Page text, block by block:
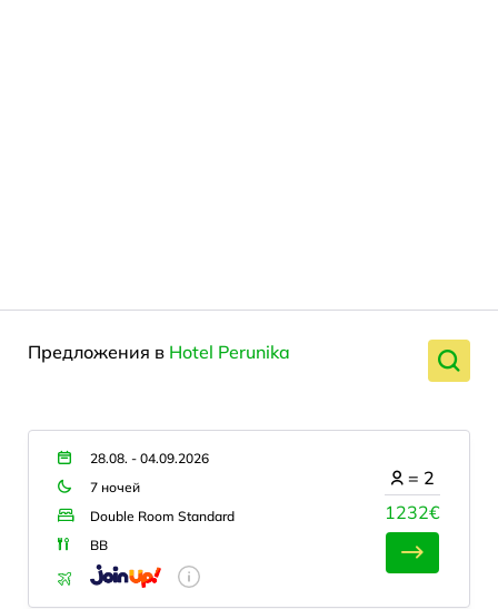
Предложения в Hotel Perunika
28.08. - 04.09.2026
7 ночей
Double Room Standard
BB
1232€
= 2